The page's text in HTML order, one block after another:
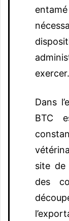
exercer.
Dans
BTC
site de
des